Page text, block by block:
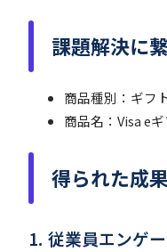
課題解決に
商品種別：ギフ
商品名：Visa e
得られた成果
従業員エンゲ